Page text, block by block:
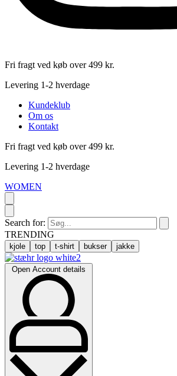
Fri fragt ved køb over 499 kr.
Levering 1-2 hverdage
Kundeklub
Om os
Kontakt
Fri fragt ved køb over 499 kr.
Levering 1-2 hverdage
WOMEN
Search for:
TRENDING
kjole top t-shirt bukser jakke
Open Account details